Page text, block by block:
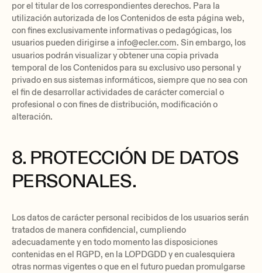
por el titular de los correspondientes derechos. Para la
utilización autorizada de los Contenidos de esta página web,
con fines exclusivamente informativas o pedagógicas, los
usuarios pueden dirigirse a info@ecler.com. Sin embargo, los
usuarios podrán visualizar y obtener una copia privada
temporal de los Contenidos para su exclusivo uso personal y
privado en sus sistemas informáticos, siempre que no sea con
el fin de desarrollar actividades de carácter comercial o
profesional o con fines de distribución, modificación o
alteración.
8. PROTECCIÓN DE DATOS
PERSONALES.
Los datos de carácter personal recibidos de los usuarios serán
tratados de manera confidencial, cumpliendo
adecuadamente y en todo momento las disposiciones
contenidas en el RGPD, en la LOPDGDD y en cualesquiera
otras normas vigentes o que en el futuro puedan promulgarse